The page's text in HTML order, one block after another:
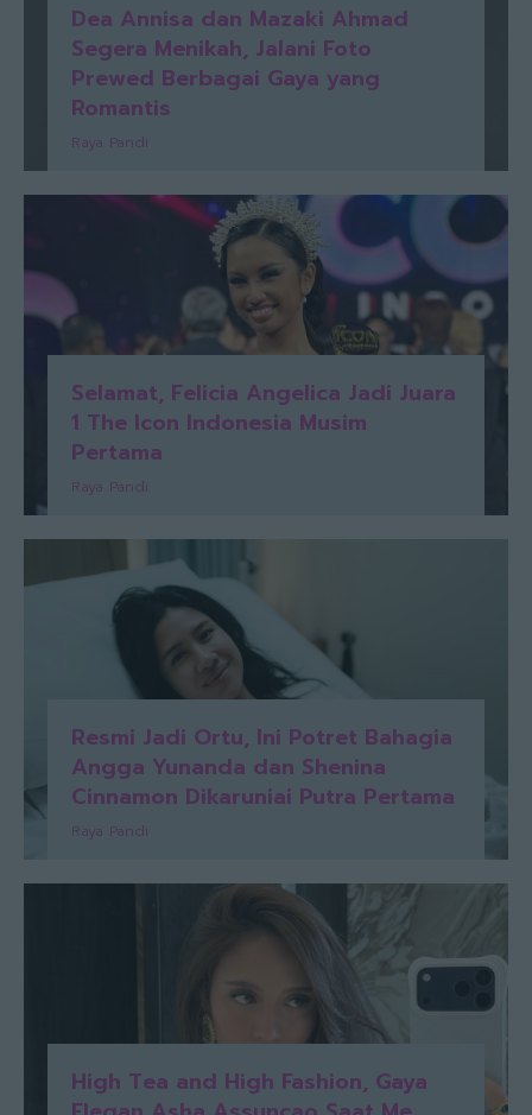
Dea Annisa dan Mazaki Ahmad
Segera Menikah, Jalani Foto
Prewed Berbagai Gaya yang
Romantis
Raya Pandi
Selamat, Felicia Angelica Jadi Juara
1 The Icon Indonesia Musim
Pertama
Raya Pandi
Resmi Jadi Ortu, Ini Potret Bahagia
Angga Yunanda dan Shenina
Cinnamon Dikaruniai Putra Pertama
Raya Pandi
High Tea and High Fashion, Gaya